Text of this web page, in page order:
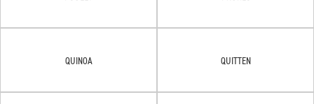
QUINOA QUITTEN